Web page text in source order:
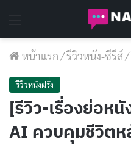
หน้าแรก/รีวิวหนัง-ซีรีส์/
รีวิวหนังฝรั่ง
[รีวิว-เรื่องย่อห
AI ควบคุมชีวิตห